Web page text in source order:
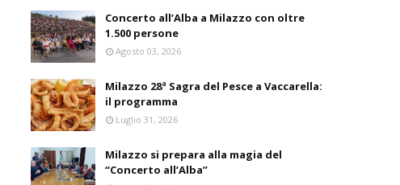
Concerto all’Alba a Milazzo con oltre
1.500 persone
Agosto 03, 2026
Milazzo 28ª Sagra del Pesce a Vaccarella:
il programma
Luglio 31, 2026
Milazzo si prepara alla magia del
“Concerto all’Alba”